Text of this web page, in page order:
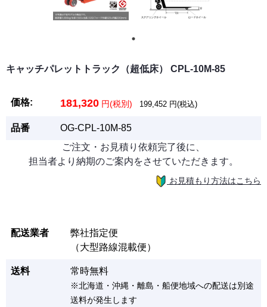
キャッチパレットトラック（超低床） CPL-10M-85
価格: 181,320 円(税別) 199,452 円(税込)
品番
OG-CPL-10M-85
ご注文・お見積り依頼完了後に、
担当者より納期のご案内をさせていただきます。
お見積もり方法はこちら
配送業者
弊社指定便
（大型路線混載便）
送料 常時無料
※北海道・沖縄・離島・船便地域への配送は別途
送料が発生します